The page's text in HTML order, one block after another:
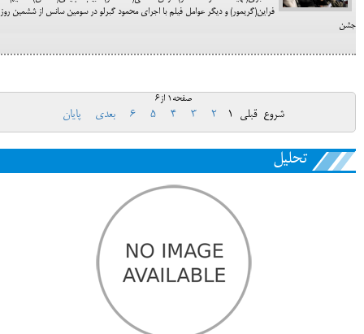
فراین(گریمور) و دیگر عوامل فیلم با اجرای محمود گبرلو در سومین سانس از ششمین روز
جشن
صفحه1 از6
شروع قبلی 1
2
3
4
5
6 بعدی پایان
تحلیل